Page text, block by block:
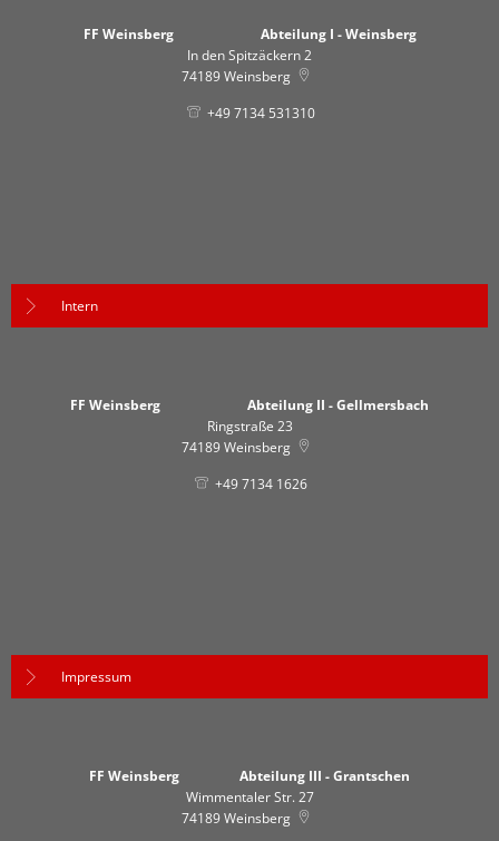
FF Weinsberg Abteilung I - Weinsberg
In den Spitzäckern 2
74189Weinsberg
+49 7134 531310
Intern
FF Weinsberg Abteilung II - Gellmersbach
Ringstraße 23
74189Weinsberg
+49 7134 1626
Impressum
FF Weinsberg Abteilung III - Grantschen
Wimmentaler Str. 27
74189Weinsberg